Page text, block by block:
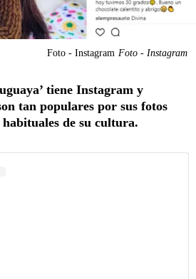
Foto - Instagram Foto - Instagram
tiene Instagram y
tan populares por sus fotos
de su cultura.